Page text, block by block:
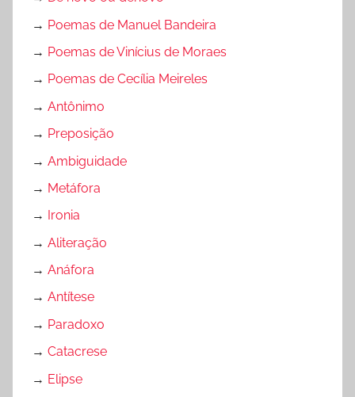
→ Poemas de Manuel Bandeira
→ Poemas de Vinícius de Moraes
→ Poemas de Cecília Meireles
→ Antônimo
→ Preposição
→ Ambiguidade
→ Metáfora
→
Ironia
→ Aliteração
→ Anáfora
→ Antítese
→ Paradoxo
→ Catacrese
→ Elipse